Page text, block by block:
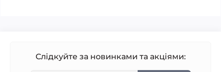
Слідкуйте за новинками та акціями: